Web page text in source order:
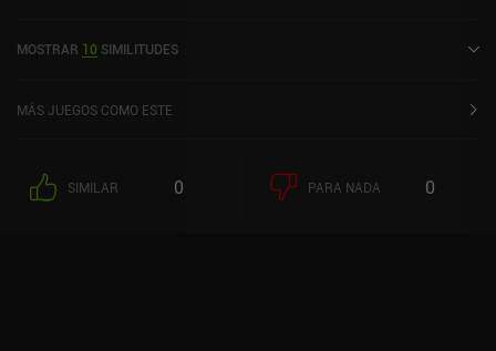
MOSTRAR 10 SIMILITUDES
MÁS JUEGOS COMO ESTE
SIMILAR 0 PARA NADA 0